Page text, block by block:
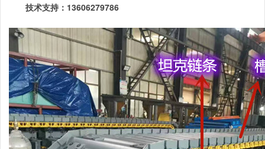
技术支持：13606279786